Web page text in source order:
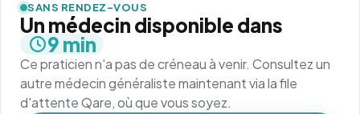
SANS RENDEZ-VOUS
Un médecin disponible dans
9 min
Ce praticien n'a pas de créneau à venir. Consultez un
autre médecin généraliste maintenant via la file
d'attente Qare, où que vous soyez.